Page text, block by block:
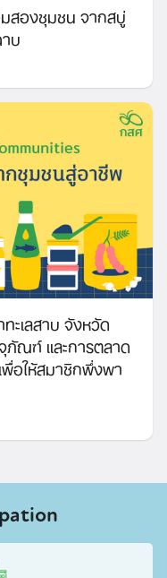
สองชุมชน จากสบู่
บ
เลสาบ จังหวัด
ฑ์ และการตลาด
พื่อให้สมาชิกพึ่งพา